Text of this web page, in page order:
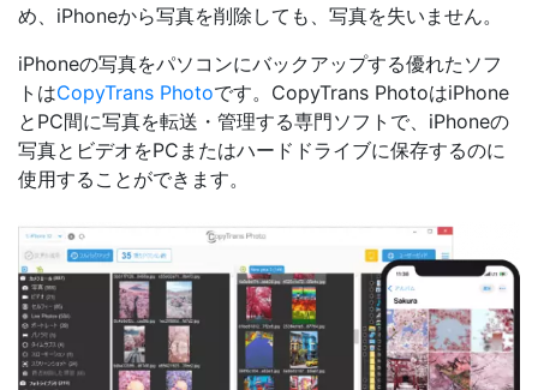
め、iPhoneから写真を削除しても、写真を失いません。
iPhoneの写真をパソコンにバックアップする優れたソフ
トはCopyTrans Photoです。CopyTrans PhotoはiPhone
とPC間に写真を転送・管理する専門ソフトで、iPhoneの
写真とビデオをPCまたはハードドライブに保存するのに
使用することができます。